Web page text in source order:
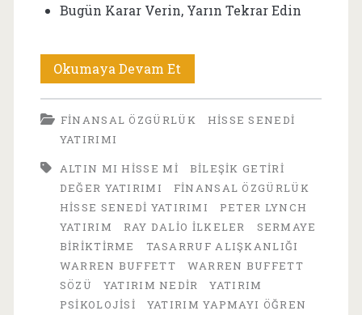
Bugün Karar Verin, Yarın Tekrar Edin
Okumaya Devam Et
Özgürlük
İçin
Adım:
Tasarruf,
Seçim
ve
Yatırım
FINANSAL ÖZGÜRLÜK
HISSE SENEDI
YATIRIMI
ALTIN MI HISSE MI
BILEŞIK GETIRI
DEĞER YATIRIMI
FINANSAL ÖZGÜRLÜK
HISSE SENEDI YATIRIMI
PETER LYNCH
YATIRIM
RAY DALIO ILKELER
SERMAYE
BIRIKTIRME
TASARRUF ALIŞKANLIĞI
WARREN BUFFETT
WARREN BUFFETT
SÖZÜ
YATIRIM NEDIR
YATIRIM
PSIKOLOJISI
YATIRIM YAPMAYI ÖĞREN